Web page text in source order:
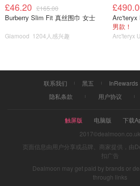
£46.20 £165.00
Burberry Slim Fit 真丝围巾 女士
Glamood 1204人感兴趣
Arc'teryx
男款！
Arc'teryx
联系我们 黑五 InRewards
隐私条款
用户协议
触屏版 电脑版
下载
2017©dealmoon.co.uk
页面信息由用户分享或品牌、商家提供，由
扣广告
Dealmoon may get paid by brands or
through links